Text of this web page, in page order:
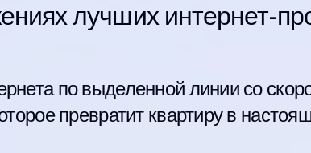
лучших интернет-
по выделенной линии со
превратит квартиру в